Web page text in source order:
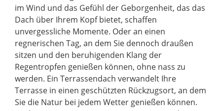
im Wind und das Gefühl der Geborgenheit, das das
Dach über Ihrem Kopf bietet, schaffen
unvergessliche Momente. Oder an einen
regnerischen Tag, an dem Sie dennoch draußen
sitzen und den beruhigenden Klang der
Regentropfen genießen können, ohne nass zu
werden. Ein Terrassendach verwandelt Ihre
Terrasse in einen geschützten Rückzugsort, an dem
Sie die Natur bei jedem Wetter genießen können.